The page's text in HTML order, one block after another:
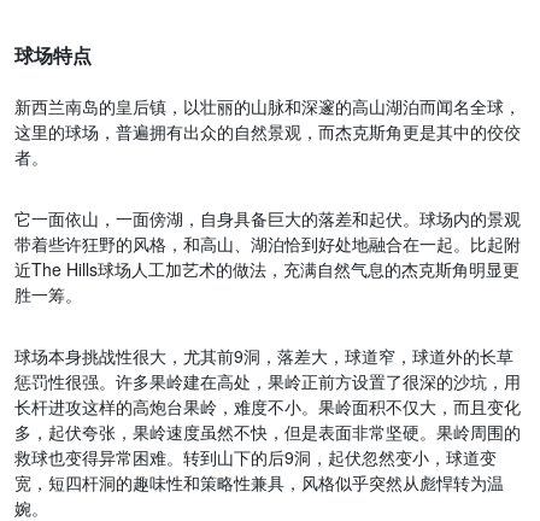
球场特点
新西兰南岛的皇后镇，以壮丽的山脉和深邃的高山湖泊而闻名全球，
这里的球场，普遍拥有出众的自然景观，而杰克斯角更是其中的佼佼
者。
它一面依山，一面傍湖，自身具备巨大的落差和起伏。球场内的景观
带着些许狂野的风格，和高山、湖泊恰到好处地融合在一起。比起附
近The Hills球场人工加艺术的做法，充满自然气息的杰克斯角明显更
胜一筹。
球场本身挑战性很大，尤其前9洞，落差大，球道窄，球道外的长草
惩罚性很强。许多果岭建在高处，果岭正前方设置了很深的沙坑，用
长杆进攻这样的高炮台果岭，难度不小。果岭面积不仅大，而且变化
多，起伏夸张，果岭速度虽然不快，但是表面非常坚硬。果岭周围的
救球也变得异常困难。转到山下的后9洞，起伏忽然变小，球道变
宽，短四杆洞的趣味性和策略性兼具，风格似乎突然从彪悍转为温
婉。